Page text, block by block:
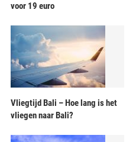
voor 19 euro
Vliegtijd Bali – Hoe lang is het
vliegen naar Bali?